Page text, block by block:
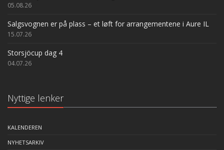
05.08.26
Salgsvognen er på plass – et løft for arrangementene i Aure IL
15.07.26
Storsjöcup dag 4
04.07.26
Nyttige lenker
KALENDEREN
NYHETSARKIV